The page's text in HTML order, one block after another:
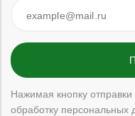
Нажимая кнопку
обработку персональных